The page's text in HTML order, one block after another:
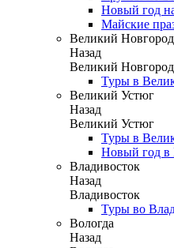
Новый год
Майские
Великий Новгород
Назад
Великий Новгород
Туры в
Великий Устюг
Назад
Великий Устюг
Туры в
Новый год в
Владивосток
Назад
Владивосток
Туры во
Вологда
Назад